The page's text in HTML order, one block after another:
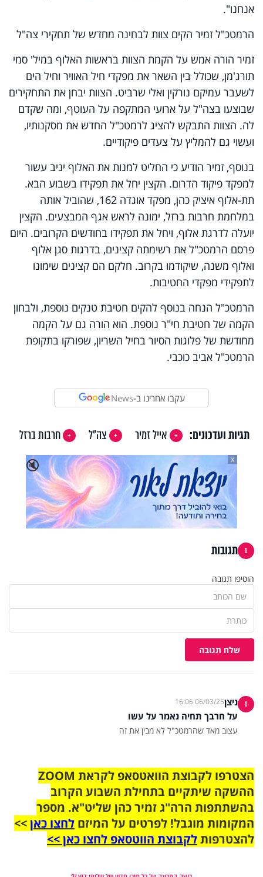
אנחנו".
הרמטכ"ל זמיר הקים צוות לבחינה מחדש של תחקירי צה"ל
זמיר הורה אמש על הקמת ‏הצוות בראשות האלוף במיל' סמי
תורג'מן, שכולל בין השאר את מפקדי חיל האוויר וחיל הים
לשעבר עמיקם נורקין ואלי שרביט. הצוות יבחן את התחקירים
שבוצעו בצה"ל על ארועי המתקפה על העוטף, ומה שקדם
לה. הצוות התבקש להציג לרמטכ"ל החדש את מסקנותיו,
ועשוי גם להמליץ על צעדים פיקודיים.
בנוסף, זמיר הודיע כי החליט למנות את האלוף יניב עשור
למפקד פיקוד הדרום. הקצין יחל את תפקידו בשבוע הבא.
תת-אלוף איציק כהן, מפקד אוגדה 162, שהוביל אותה
במלחמת חרבות ברזל, ימונה לראש אגף המבצעים. הקצין
יועלה לדרגת אלוף, ויחל את תפקידו בחודשים הקרובים. היום
פרסם הרמטכ"ל את רשימתה קצינים, בדרגות סגן אלוף
ואלוף משנה, שיקודמו בקרוב. חלקם הם קצינים שימונו
לתפקידי מפקדי החטיבות.
הרמטכ"ל הנחה בנוסף להקים חטיבת טנקים נוספת, ולבחון
הקמה של חטיבת חי"ר נוספת. הוא הורה גם על הקמה
מחודשת של פלוגות הסיור בחיל השריון, שפורקו בתקופת
הרמטכ"ל אביב כוכבי.
עקבו אחרינו ב-News
תגיות ועדכונים: אייל זמיר צה"ל
חרבות ברזל
🔇
X
1 תגובות
הוסיפו תגובה
שלח תגובה
1 ניצן06/03/25 16:06
על חרבך תחיה נאמר על עשו
עצוב מאד שהרמטכ"ל לא מבין את זה
הצטרפו לקבוצת הוואטסאפ לקראת ZOOM
ההשקה שיתקיים בתחילת השבוע הקרוב
בהשתתפות הרה"ג זמיר כהן שליט"א. מספר
המקומות מוגבל! לפרטים על המיזם לחצו כאן>>
להצטרפותלקבוצת הווטסאפ לחצו כאן >>